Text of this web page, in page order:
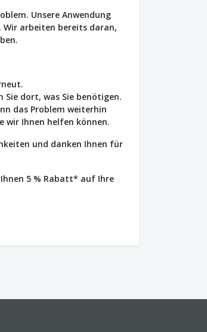
Unsere Anwendung
arbeiten bereits daran,
Sie dort, was Sie benötigen.
das Problem weiterhin
wir Ihnen helfen können.
und danken Ihnen für
5 % Rabatt* auf Ihre